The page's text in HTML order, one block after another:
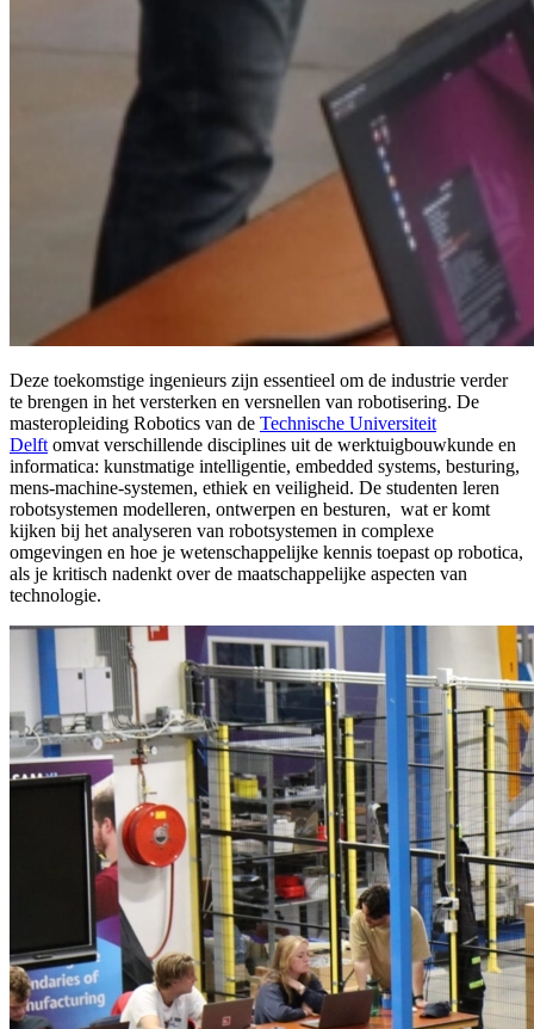
Deze toekomstige ingenieurs zijn essentieel om de industrie verder
te brengen in het versterken en versnellen van robotisering. De
masteropleiding Robotics van de Technische Universiteit
Delft omvat verschillende disciplines uit de werktuigbouwkunde en
informatica: kunstmatige intelligentie, embedded systems, besturing,
mens-machine-systemen, ethiek en veiligheid. De studenten leren
robotsystemen modelleren, ontwerpen en besturen, wat er komt
kijken bij het analyseren van robotsystemen in complexe
omgevingen en hoe je wetenschappelijke kennis toepast op robotica,
als je kritisch nadenkt over de maatschappelijke aspecten van
technologie.